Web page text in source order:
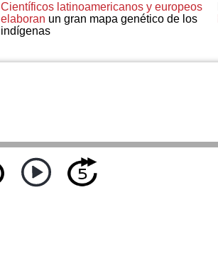
Científicos latinoamericanos y europeos
elaboran un gran mapa genético de los
indígenas